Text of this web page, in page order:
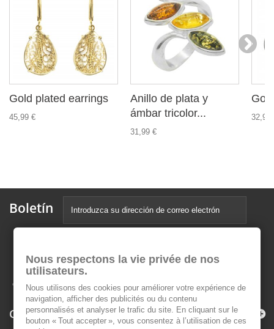
Gold plated earrings
45,99 €
Anillo de plata y
ámbar tricolor...
31,99 €
32,99
Boletín
Categorías
Nous respectons la vie privée de nos
utilisateurs.
Nous utilisons des cookies pour améliorer votre expérience de
navigation, afficher des publicités ou du contenu
personnalisés et analyser le trafic du site. En cliquant sur le
bouton « Tout accepter », vous consentez à l’utilisation de ces